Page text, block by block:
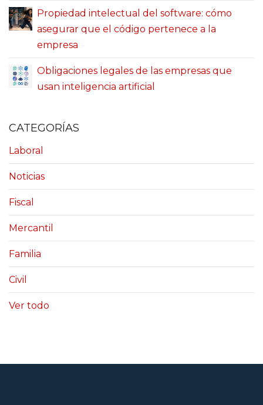
Propiedad intelectual del software: cómo
asegurar que el código pertenece a la
empresa
Obligaciones legales de las empresas que
usan inteligencia artificial
CATEGORÍAS
Laboral
Noticias
Fiscal
Mercantil
Familia
Civil
Ver todo